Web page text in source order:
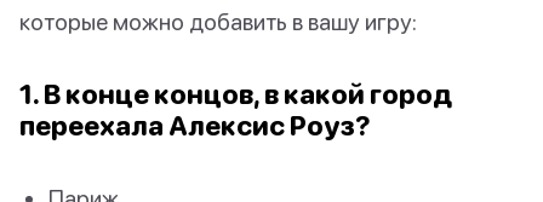
которые можно добавить в вашу игру:
1. В конце концов, в какой город
переехала Алексис Роуз?